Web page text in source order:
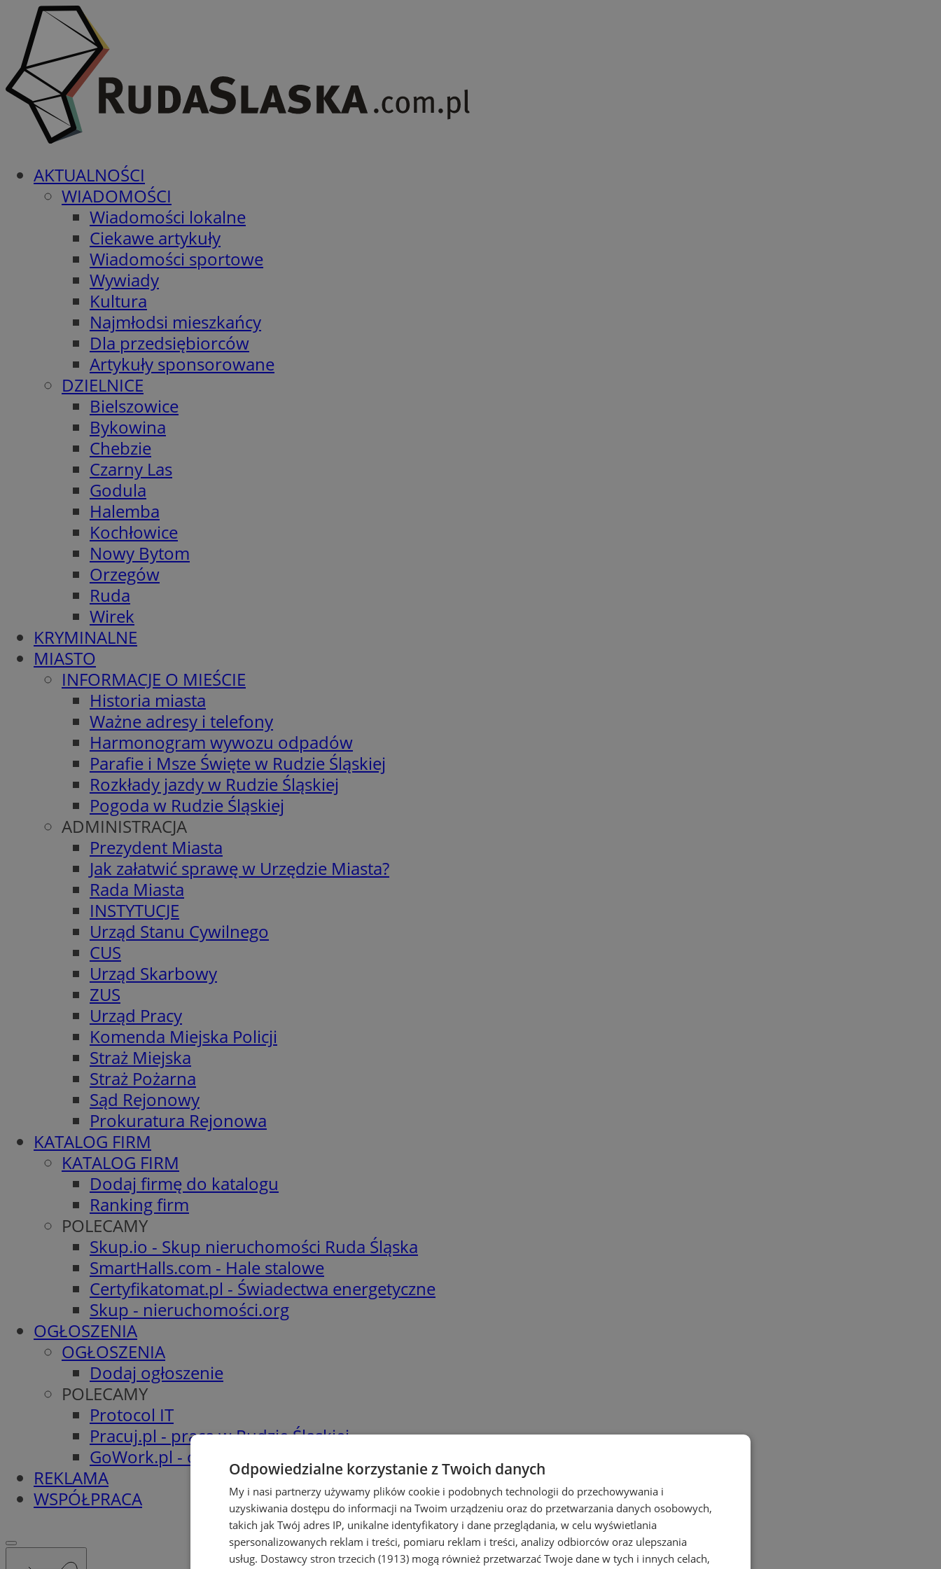
AKTUALNOŚCI
WIADOMOŚCI
Wiadomości lokalne
Ciekawe artykuły
Wiadomości sportowe
Wywiady
Kultura
Najmłodsi mieszkańcy
Dla przedsiębiorców
Artykuły sponsorowane
DZIELNICE
Bielszowice
Bykowina
Chebzie
Czarny Las
Godula
Halemba
Kochłowice
Nowy Bytom
Orzegów
Ruda
Wirek
KRYMINALNE
MIASTO
INFORMACJE O MIEŚCIE
Historia miasta
Ważne adresy i telefony
Harmonogram wywozu odpadów
Parafie i Msze Święte w Rudzie Śląskiej
Rozkłady jazdy w Rudzie Śląskiej
Pogoda w Rudzie Śląskiej
ADMINISTRACJA
Prezydent Miasta
Jak załatwić sprawę w Urzędzie Miasta?
Rada Miasta
INSTYTUCJE
Urząd Stanu Cywilnego
CUS
Urząd Skarbowy
ZUS
Urząd Pracy
Komenda Miejska Policji
Straż Miejska
Straż Pożarna
Sąd Rejonowy
Prokuratura Rejonowa
KATALOG FIRM
KATALOG FIRM
Dodaj firmę do katalogu
Ranking firm
POLECAMY
Skup.io - Skup nieruchomości Ruda Śląska
SmartHalls.com - Hale stalowe
Certyfikatomat.pl - Świadectwa energetyczne
Skup - nieruchomości.org
OGŁOSZENIA
OGŁOSZENIA
Dodaj ogłoszenie
POLECAMY
Protocol IT
Pracuj.pl - praca w Rudzie Śląskiej
GoWork.pl - oferty pracy
REKLAMA
WSPÓŁPRACA
Odpowiedzialne korzystanie z Twoich danych
My i nasi partnerzy używamy plików cookie i podobnych technologii do przechowywania i
uzyskiwania dostępu do informacji na Twoim urządzeniu oraz do przetwarzania danych osobowych,
takich jak Twój adres IP, unikalne identyfikatory i dane przeglądania, w celu wyświetlania
spersonalizowanych reklam i treści, pomiaru reklam i treści, analizy odbiorców oraz ulepszania
usług. Dostawcy stron trzecich (1913) mogą również przetwarzać Twoje dane w tych i innych celach,